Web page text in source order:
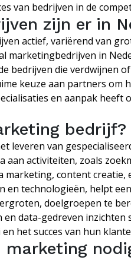
van bedrijven in de
zijn er in
actief, variërend van
marketingbedrijven in
bedrijven die verdwijnen
keuze aan partners om
en aanpak heeft
bedrijf?
leveren van
activiteiten, zoals
marketing, content
en technologieën, helpt
doelgroepen te
data-gedreven inzichten
het succes van hun
marketing